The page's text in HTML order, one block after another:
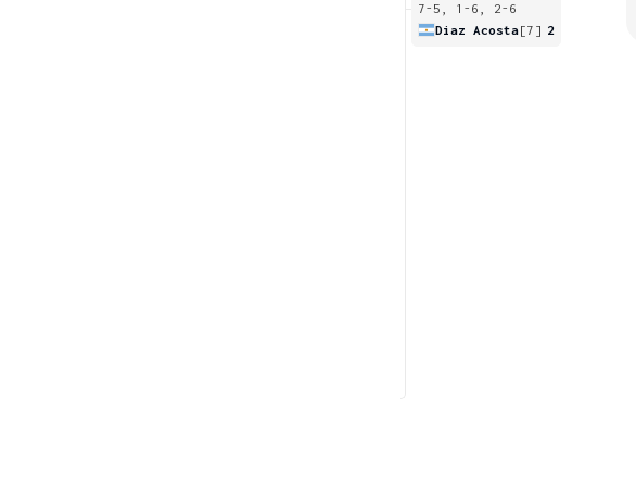
7-5, 1-6, 2-6
Diaz Acosta[7] 2